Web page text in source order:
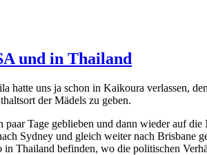
und in Thailand
hatte uns ja schon in Kaikoura verlassen,
der Mädels zu geben.
Tage geblieben und dann wieder auf
Sydney und gleich weiter nach Brisbane
Thailand befinden, wo die politischen